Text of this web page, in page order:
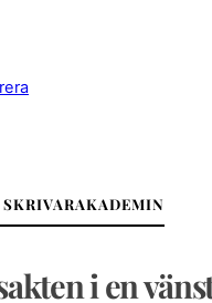
i en